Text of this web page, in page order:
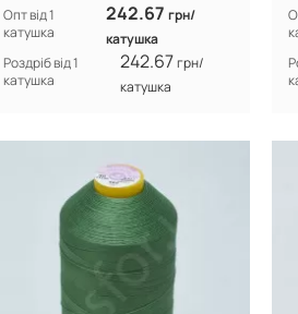
Опт від 1
катушка
242.67грн/
катушка
Роздріб від 1
катушка
242.67грн/
катушка
Туреччина
100% CF nylon